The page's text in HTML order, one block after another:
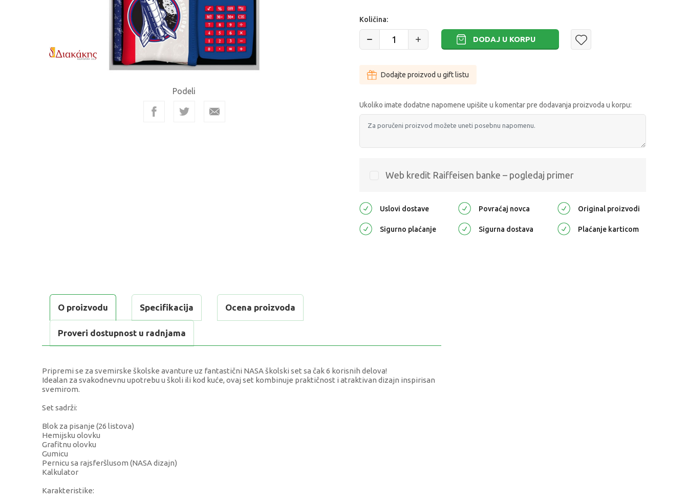
Podeli
Količina:
DODAJ U KORPU
Dodajte proizvod u gift listu
Ukoliko imate dodatne napomene upišite u komentar pre dodavanja proizvoda u korpu:
Web kredit Raiffeisen banke – pogledaj primer
Uslovi dostave Povraćaj novca Original proizvodi
Sigurno plaćanje Sigurna dostava Plaćanje karticom
O proizvodu Specifikacija Ocena proizvoda
Proveri dostupnost u radnjama
Pripremi se za svemirske školske avanture uz fantastični NASA školski set sa čak 6 korisnih delova!
Idealan za svakodnevnu upotrebu u školi ili kod kuće, ovaj set kombinuje praktičnost i atraktivan dizajn inspirisan
svemirom.
Set sadrži:
Blok za pisanje (26 listova)
Hemijsku olovku
Grafitnu olovku
Gumicu
Pernicu sa rajsferšlusom (NASA dizajn)
Kalkulator
Karakteristike: